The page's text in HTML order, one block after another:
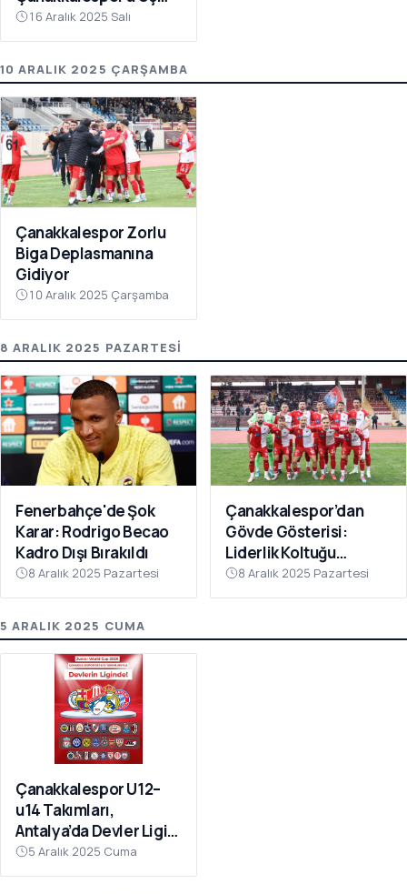
Puanı Getirdi
16 Aralık 2025 Salı
10 ARALIK 2025 ÇARŞAMBA
Çanakkalespor Zorlu
Biga Deplasmanına
Gidiyor
10 Aralık 2025 Çarşamba
8 ARALIK 2025 PAZARTESI
Fenerbahçe'de Şok
Karar: Rodrigo Becao
Kadro Dışı Bırakıldı
8 Aralık 2025 Pazartesi
Çanakkalespor’dan
Gövde Gösterisi:
Liderlik Koltuğu
Bırakılmıyor!
8 Aralık 2025 Pazartesi
5 ARALIK 2025 CUMA
Çanakkalespor U12–
u14 Takımları,
Antalya’da Devler Ligi
Sahnesinde!
5 Aralık 2025 Cuma